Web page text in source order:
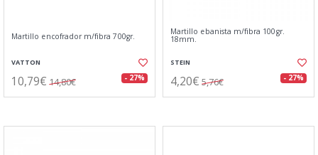
Martillo encofrador m/fibra 700gr.
VATTON
10,79€ 14,80€ - 27%
Martillo ebanista m/fibra 100gr.
18mm.
STEIN
4,20€ 5,76€ - 27%